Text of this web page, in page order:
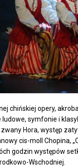
chińskiej opery,
symfonie i
Hora, występ
cis-moll Chopina,
godzin występów
Wschodniej.